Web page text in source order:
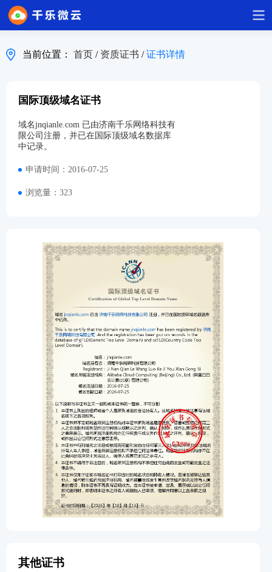
当前位置： 首页 / 资质证书 /证书详情
国际顶级域名证书
域名jnqianle.com 已由济南千乐网络科技有
限公司注册，并已在国际顶级域名数据库
中记录。
申请时间：2016-07-25
浏览量：323
其他证书